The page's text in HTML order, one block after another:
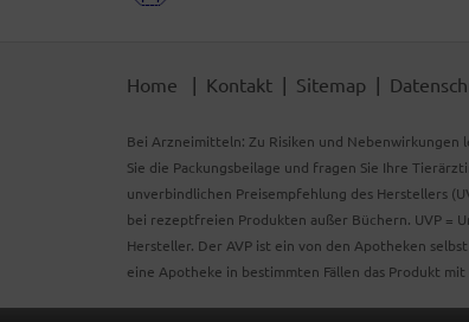
Home Kontakt Sitemap
Bei Arzneimitteln: Zu Risiken und Nebenwirkungen
Sie die Packungsbeilage und fragen Sie Ihre
unverbindlichen Preisempfehlung des Herstellers
bei rezeptfreien Produkten außer Büchern. UVP =
Hersteller. Der AVP ist ein von den Apotheken
eine Apotheke in bestimmten Fällen das Produkt